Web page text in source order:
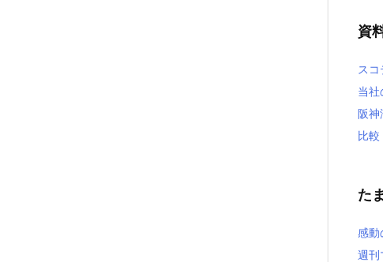
資
ス
当社
阪神
比較
た
感動
週刊